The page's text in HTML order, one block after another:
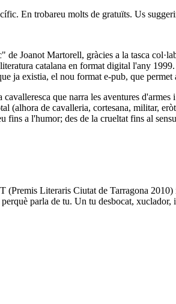
En trobareu molts de gratuïts. Us
Martorell, gràcies a la tasca
catalana en format digital l'any
existia, el nou format e-pub, que
que narra les aventures
(alhora de cavalleria, cortesana, militar,
a l'humor; des de la crueltat fins al
Literaris Ciutat de Tarragona
parla de tu. Un tu desbocat,